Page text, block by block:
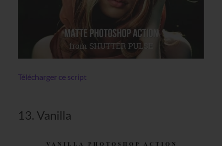
Télécharger ce script
13. Vanilla